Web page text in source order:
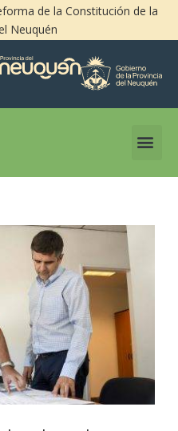
de la Constitución de la
Neuquén